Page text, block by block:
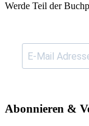
Werde Teil der
Abonnieren &